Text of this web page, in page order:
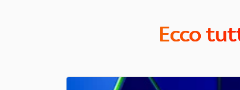
Ecco